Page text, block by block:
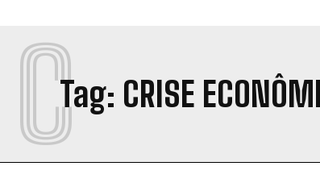
Tag: CRISE
C